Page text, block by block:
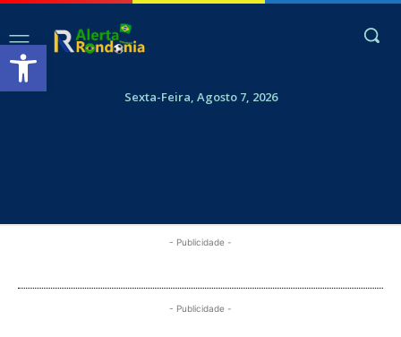
Abrir a barra de ferramentas
Sexta-Feira, Agosto 7, 2026
- Publicidade -
- Publicidade -